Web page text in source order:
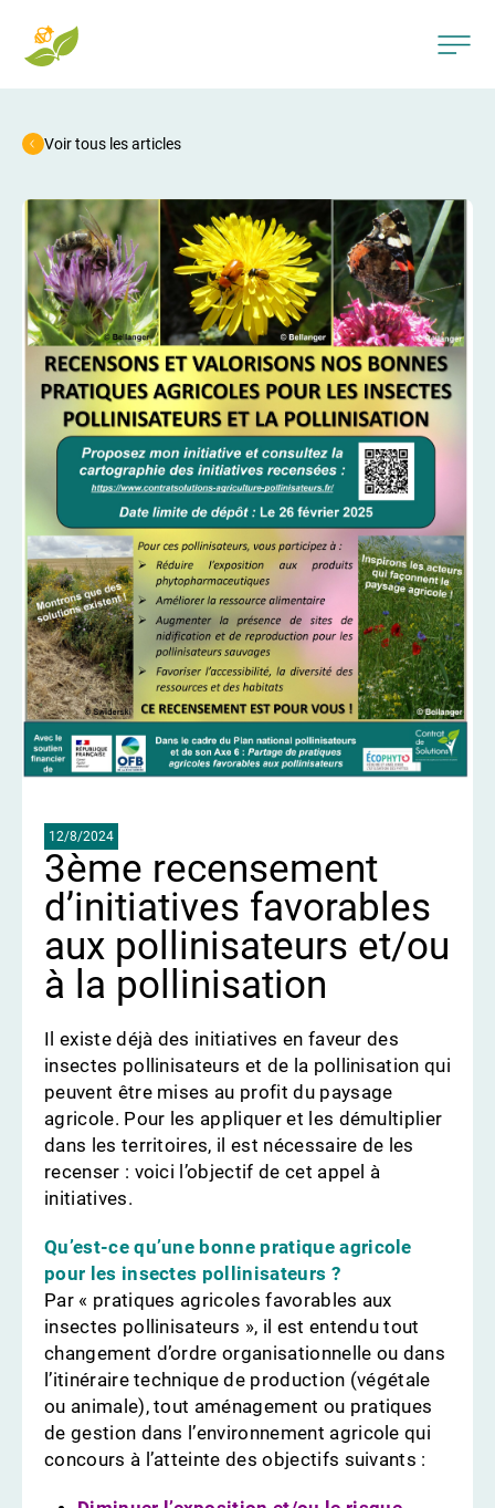
Voir tous les articles
12/8/2024
3ème recensement
d’initiatives favorables
aux pollinisateurs et/ou
à la pollinisation
Il existe déjà des initiatives en faveur des
insectes pollinisateurs et de la pollinisation qui
peuvent être mises au profit du paysage
agricole. Pour les appliquer et les démultiplier
dans les territoires, il est nécessaire de les
recenser : voici l’objectif de cet appel à
initiatives.
Qu’est-ce qu’une bonne pratique agricole
pour les insectes pollinisateurs ?
Par « pratiques agricoles favorables aux
insectes pollinisateurs », il est entendu tout
changement d’ordre organisationnelle ou dans
l’itinéraire technique de production (végétale
ou animale), tout aménagement ou pratiques
de gestion dans l’environnement agricole qui
concours à l’atteinte des objectifs suivants :